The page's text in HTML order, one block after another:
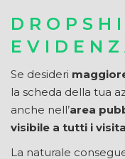
Se desideri
la scheda della tua
anche nell’area
visibile a tutti i
La naturale